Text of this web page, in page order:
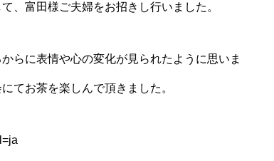
、富田様ご夫婦をお招きし行いました。
らに表情や心の変化が見られたように思いま
てお茶を楽しんで頂きました。